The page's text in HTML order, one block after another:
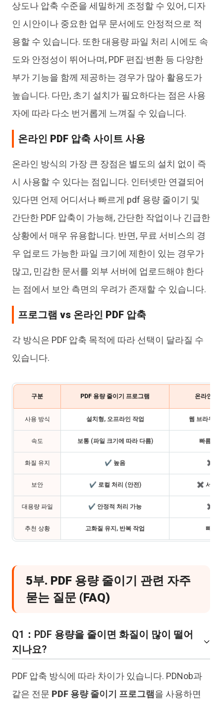
상도나 압축 수준을 세밀하게 조정할 수 있어, 디자
인 시안이나 중요한 업무 문서에도 안정적으로 적
용할 수 있습니다. 또한 대용량 파일 처리 시에도 속
도와 안정성이 뛰어나며, PDF 편집·변환 등 다양한
부가 기능을 함께 제공하는 경우가 많아 활용도가
높습니다. 다만, 초기 설치가 필요하다는 점은 사용
자에 따라 다소 번거롭게 느껴질 수 있습니다.
온라인 PDF 압축 사이트 사용
온라인 방식의 가장 큰 장점은 별도의 설치 없이 즉
시 사용할 수 있다는 점입니다. 인터넷만 연결되어
있다면 언제 어디서나 빠르게 pdf 용량 줄이기 및
간단한 PDF 압축이 가능해, 간단한 작업이나 긴급한
상황에서 매우 유용합니다. 반면, 무료 서비스의 경
우 업로드 가능한 파일 크기에 제한이 있는 경우가
많고, 민감한 문서를 외부 서버에 업로드해야 한다
는 점에서 보안 측면의 우려가 존재할 수 있습니다.
프로그램 vs 온라인 PDF 압축
각 방식은 PDF 압축 목적에 따라 선택이 달라질 수
있습니다.
구분 PDF 용량 줄이기 프로그램 온라인
사용 방식 설치형, 오프라인 작업 웹 브라우저
속도 보통 (파일 크기에 따라 다름) 빠름 (
화질 유지 ✔ 높음 ✖ 제
보안 ✔ 로컬 처리 (안전) ✖ 서버
대용량 파일 ✔ 안정적 처리 가능 ✖ 제
추천 상황 고화질 유지, 반복 작업 빠른
5부. PDF 용량 줄이기 관련 자주
묻는 질문 (FAQ)
Q1：PDF 용량을 줄이면 화질이 많이 떨어
지나요?
PDF 압축 방식에 따라 차이가 있습니다. PDNob과
같은 전문 PDF 용량 줄이기 프로그램 을 사용하면